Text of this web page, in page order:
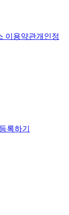
이용약관개인정
록하기